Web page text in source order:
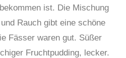
ist. Die Mischung
Rauch gibt eine schöne
Fässer waren gut. Süßer
Fruchtpudding, lecker.